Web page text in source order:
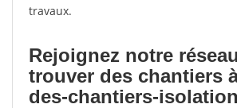
travaux.
Rejoignez notre
trouver des chantiers
des-chantiers-